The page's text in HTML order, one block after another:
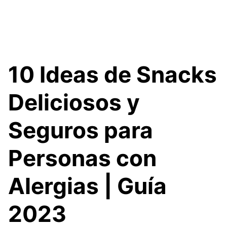
10 Ideas de Snacks
Deliciosos y
Seguros para
Personas con
Alergias | Guía
2023